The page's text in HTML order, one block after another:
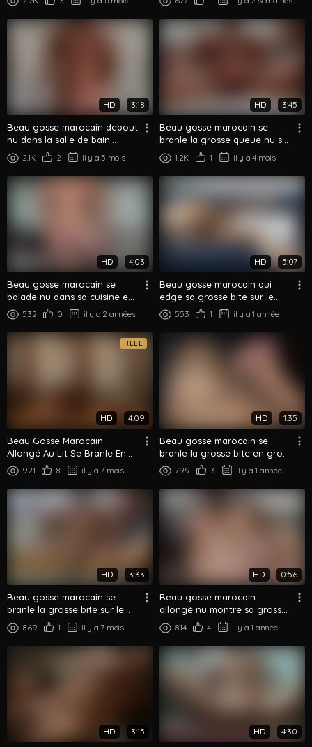
HD 3:18
Beau gosse marocain debout
nu dans la salle de bain
branle sa grosse bite
2.1K 2 il y a 5 mois
HD 3:45
Beau gosse marocain se
branle la grosse queue nu sur
le lit session complète
1.2K 1 il y a 4 mois
HD 4:03
Beau gosse marocain se
balade nu dans sa cuisine en
se branlant
532 0 il y a 2 années
HD 5:07
Beau gosse marocain qui
edge sa grosse bite sur le
canapé bleu – Long solo
553 1 il y a 1 année
REEL
HD 4:09
Beau Gosse Marocain
Allongé Au Lit Se Branle En
POV Son Gros Engin
921 8 il y a 7 mois
HD 1:35
Beau gosse marocain se
branle la grosse bite en gros
plan au lit
799 3 il y a 1 année
HD 3:33
Beau gosse marocain se
branle la grosse bite sur le
canapé - Gros plan branlette
869 1 il y a 7 mois
HD 0:56
Beau gosse marocain
allongé nu montre sa grosse
queue épaisse
814 4 il y a 1 année
HD 3:15 HD 4:30